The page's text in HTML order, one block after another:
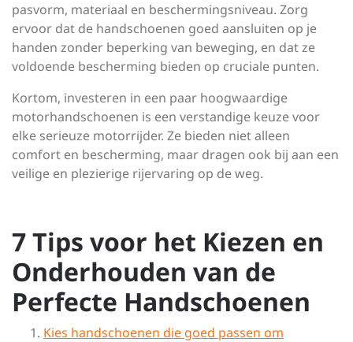
pasvorm, materiaal en beschermingsniveau. Zorg
ervoor dat de handschoenen goed aansluiten op je
handen zonder beperking van beweging, en dat ze
voldoende bescherming bieden op cruciale punten.
Kortom, investeren in een paar hoogwaardige
motorhandschoenen is een verstandige keuze voor
elke serieuze motorrijder. Ze bieden niet alleen
comfort en bescherming, maar dragen ook bij aan een
veilige en plezierige rijervaring op de weg.
7 Tips voor het Kiezen en
Onderhouden van de
Perfecte Handschoenen
Kies handschoenen die goed passen om